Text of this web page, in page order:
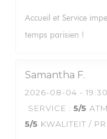
Accueil et Service
temps parisien !
Samantha F
2026-08-04 -
SERVICE : 5/5
5/5 KWALITEIT /